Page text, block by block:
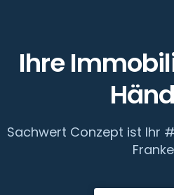
Ihre
Sachwert Conzept ist Ihr